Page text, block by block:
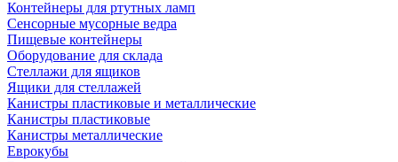
Контейнеры для ртутных ламп
Сенсорные мусорные ведра
Пищевые контейнеры
Оборудование для склада
Стеллажи для ящиков
Ящики для стеллажей
Канистры пластиковые и металлические
Канистры пластиковые
Канистры металлические
Еврокубы